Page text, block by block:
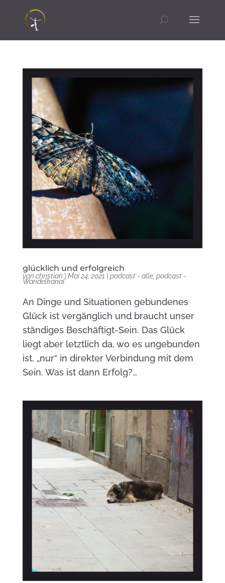
glücklich und erfolgreich
von christian Mai 24, 2021 podcast - alle, podcast -
Wandelkanal
An Dinge und Situationen gebundenes
Glück ist vergänglich und braucht unser
ständiges Beschäftigt-Sein. Das Glück
liegt aber letztlich da, wo es ungebunden
ist, „nur“ in direkter Verbindung mit dem
Sein. Was ist dann Erfolg?…